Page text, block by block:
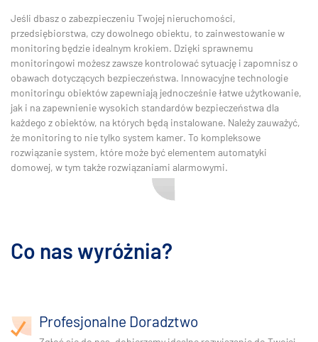
Jeśli dbasz o zabezpieczeniu Twojej nieruchomości,
przedsiębiorstwa, czy dowolnego obiektu, to zainwestowanie w
monitoring będzie idealnym krokiem. Dzięki sprawnemu
monitoringowi możesz zawsze kontrolować sytuację i zapomnisz o
obawach dotyczących bezpieczeństwa. Innowacyjne technologie
monitoringu obiektów zapewniają jednocześnie łatwe użytkowanie,
jak i na zapewnienie wysokich standardów bezpieczeństwa dla
każdego z obiektów, na których będą instalowane. Należy zauważyć,
że monitoring to nie tylko system kamer. To kompleksowe
rozwiązanie system, które może być elementem automatyki
domowej, w tym także rozwiązaniami alarmowymi.
Co nas wyróżnia?
Profesjonalne Doradztwo